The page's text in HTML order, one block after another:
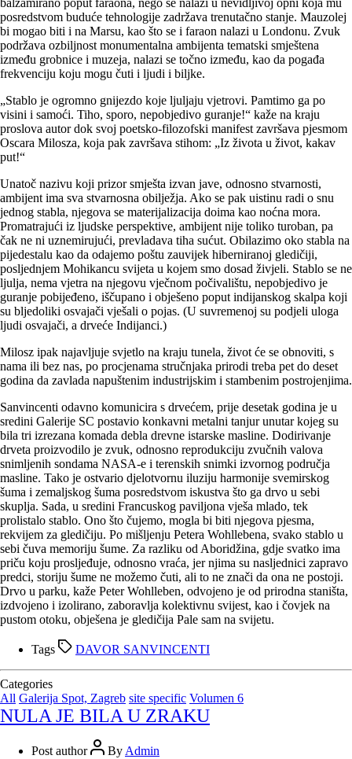
balzamirano poput faraona, nego se nalazi u nevidljivoj opni koja mu
posredstvom buduće tehnologije zadržava trenutačno stanje. Mauzolej
bi mogao biti i na Marsu, kao što se i faraon nalazi u Londonu. Zvuk
podržava ozbiljnost monumentalna ambijenta tematski smještena
između grobnice i muzeja, nalazi se točno između, kao da pogađa
frekvenciju koju mogu čuti i ljudi i biljke.
„Stablo je ogromno gnijezdo koje ljuljaju vjetrovi. Pamtimo ga po
visini i samoći. Tiho, sporo, nepobjedivo guranje!“ kaže na kraju
proslova autor dok svoj poetsko-filozofski manifest završava pjesmom
Oscara Milosza, koja pak završava stihom: „Iz života u život, kakav
put!“
Unatoč nazivu koji prizor smješta izvan jave, odnosno stvarnosti,
ambijent ima sva stvarnosna obilježja. Ako se pak uistinu radi o snu
jednog stabla, njegova se materijalizacija doima kao noćna mora.
Promatrajući iz ljudske perspektive, ambijent nije toliko turoban, pa
čak ne ni uznemirujući, prevladava tiha sućut. Obilazimo oko stabla na
pijedestalu kao da odajemo poštu zauvijek hiberniranoj gledičiji,
posljednjem Mohikancu svijeta u kojem smo dosad živjeli. Stablo se ne
ljulja, nema vjetra na njegovu vječnom počivalištu, nepobjedivo je
guranje pobijeđeno, iščupano i obješeno poput indijanskog skalpa koji
su bljedoliki osvajači vješali o pojas. (U suvremenoj su podjeli uloga
ljudi osvajači, a drveće Indijanci.)
Milosz ipak najavljuje svjetlo na kraju tunela, život će se obnoviti, s
nama ili bez nas, po procjenama stručnjaka prirodi treba pet do deset
godina da zavlada napuštenim industrijskim i stambenim postrojenjima.
Sanvincenti odavno komunicira s drvećem, prije desetak godina je u
sredini Galerije SC postavio konkavni metalni tanjur unutar kojeg su
bila tri izrezana komada debla drevne istarske masline. Dodirivanje
drveta proizvodilo je zvuk, odnosno reprodukciju zvučnih valova
snimljenih sondama NASA-e i terenskih snimki izvornog područja
masline. Tako je ostvario djelotvornu iluziju harmonije svemirskog
šuma i zemaljskog šuma posredstvom iskustva što ga drvo u sebi
skuplja. Sada, u sredini Francuskog paviljona vješa mlado, tek
prolistalo stablo. Ono što čujemo, mogla bi biti njegova pjesma,
rekvijem za gledičiju. Po mišljenju Petera Wohllebena, svako stablo u
sebi čuva memoriju šume. Za razliku od Aboridžina, gdje svatko ima
priču koju prosljeđuje, odnosno vraća, jer njima su nasljednici zapravo
predci, storiju šume ne možemo čuti, ali to ne znači da ona ne postoji.
Drvo u parku, kaže Peter Wohlleben, odvojeno je od prirodna staništa,
izdvojeno i izolirano, zaboravlja kolektivnu svijest, kao i čovjek na
pustom otoku, obješena je gledičija Pale sam na svijetu.
Tags DAVOR SANVINCENTI
Categories
All Galerija Spot, Zagreb site specific Volumen 6
NULA JE BILA U ZRAKU
Post author By Admin